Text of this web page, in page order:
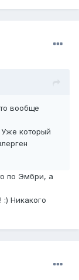
вообще
Уже который
по Эмбри, а
:) Никакого